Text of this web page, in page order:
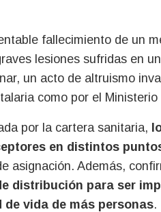
fallecimiento de un
lesiones sufridas en
un acto de altruismo
como por el
por la cartera sanitaria,
en distintos
asignación. Además,
distribución para ser
vida de más personas.